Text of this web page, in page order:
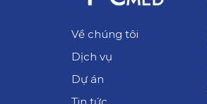
Về chúng tôi
Dịch vụ
Dự án
Tin tức